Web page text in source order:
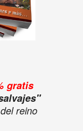
gratis
reino